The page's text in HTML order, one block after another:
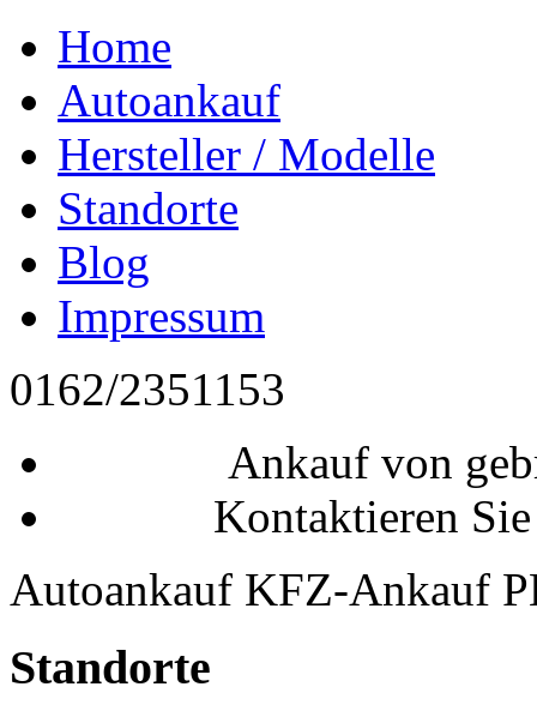
Home
Autoankauf
Hersteller / Modelle
Standorte
Blog
Impressum
0162/2351153
Ankauf von
Kontaktieren
Autoankauf KFZ-Ankauf
Standorte